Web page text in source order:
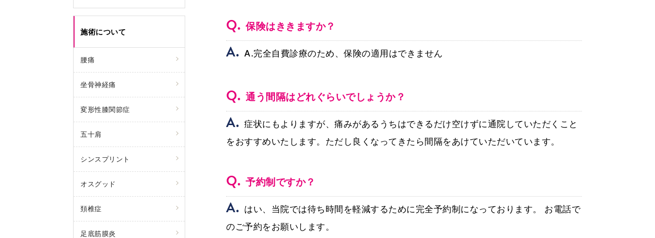
Q. 保険はききますか？
A. A.完全自費診療のため、保険の適用はできません
Q. 通う間隔はどれぐらいでしょうか？
A. 症状にもよりますが、痛みがあるうちはできるだけ空けずに通院していただくこと
をおすすめいたします。ただし良くなってきたら間隔をあけていただいています。
Q. 予約制ですか？
A. はい、当院では待ち時間を軽減するために完全予約制になっております。 お電話で
のご予約をお願いします。
施術について
腰痛
坐骨神経痛
変形性膝関節症
五十肩
シンスプリント
オスグッド
頚椎症
足底筋膜炎